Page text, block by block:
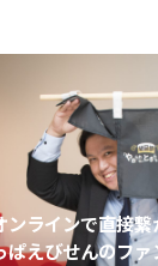
ラインで直接
えびせんのフ